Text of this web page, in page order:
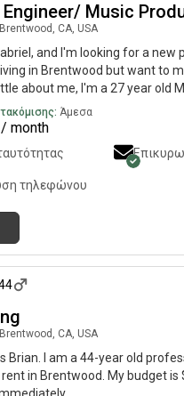
Music
Brentwood, CA, USA
and I'm looking for a new
in Brentwood but want to
about me, I'm a 27 year old
Engineer. I am a pretty quiet
outdoors with dogs (I don't
training and walking as a side
Άμεσα
month
τηλεφώνου
Brentwood, CA, USA
Brian. I am a 44-year old
in Brentwood. My budget is